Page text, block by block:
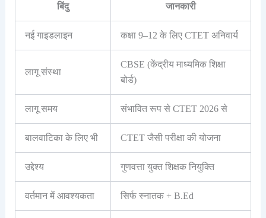
बिंदु जानकारी
नई गाइडलाइन कक्षा 9–12 के लिए CTET अनिवार्य
लागू संस्था
CBSE (केंद्रीय माध्यमिक शिक्षा
बोर्ड)
लागू समय संभावित रूप से CTET 2026 से
बालवाटिका के लिए भी CTET जैसी परीक्षा की योजना
उद्देश्य गुणवत्ता युक्त शिक्षक नियुक्ति
वर्तमान में आवश्यकता सिर्फ स्नातक + B.Ed